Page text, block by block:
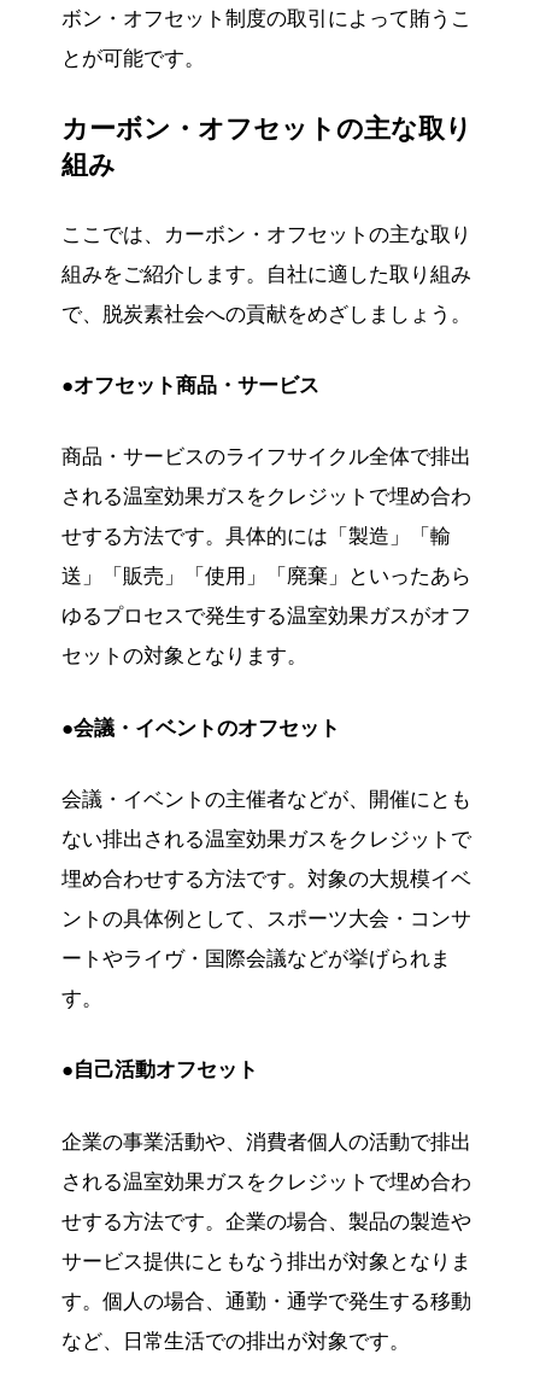
ボン・オフセット制度の取引によって賄うこ
とが可能です。
カーボン・オフセットの主な取り
組み
ここでは、カーボン・オフセットの主な取り
組みをご紹介します。自社に適した取り組み
で、脱炭素社会への貢献をめざしましょう。
●オフセット商品・サービス
商品・サービスのライフサイクル全体で排出
される温室効果ガスをクレジットで埋め合わ
せする方法です。具体的には「製造」「輸
送」「販売」「使用」「廃棄」といったあら
ゆるプロセスで発生する温室効果ガスがオフ
セットの対象となります。
●会議・イベントのオフセット
会議・イベントの主催者などが、開催にとも
ない排出される温室効果ガスをクレジットで
埋め合わせする方法です。対象の大規模イベ
ントの具体例として、スポーツ大会・コンサ
ートやライヴ・国際会議などが挙げられま
す。
●自己活動オフセット
企業の事業活動や、消費者個人の活動で排出
される温室効果ガスをクレジットで埋め合わ
せする方法です。企業の場合、製品の製造や
サービス提供にともなう排出が対象となりま
す。個人の場合、通勤・通学で発生する移動
など、日常生活での排出が対象です。